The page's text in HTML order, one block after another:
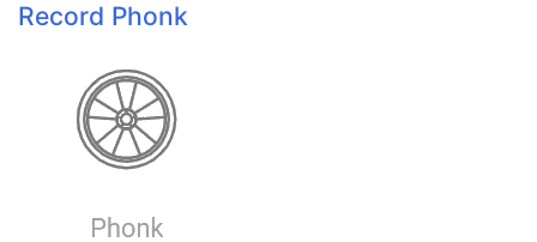
Record Phonk